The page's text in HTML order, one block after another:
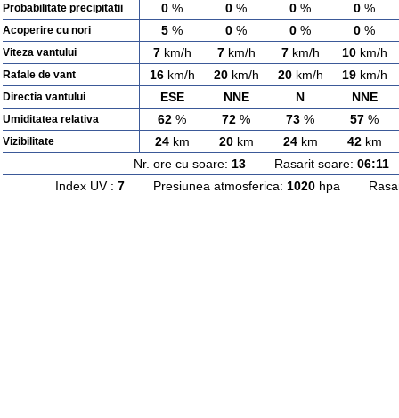
Probabilitate precipitatii 0 % 0 % 0 % 0 %
Acoperire cu nori 5 % 0 % 0 % 0 %
Viteza vantului 7km/h 7km/h 7km/h 10km/h
Rafale de vant 16km/h 20km/h 20km/h 19km/h
Directia vantului ESE NNE N NNE
Umiditatea relativa 62 % 72 % 73 % 57 %
Vizibilitate 24km 20km 24km 42km
Nr. ore cu soare: 13 Rasarit soare: 06:11
Index UV : 7Presiunea atmosferica: 1020hpa